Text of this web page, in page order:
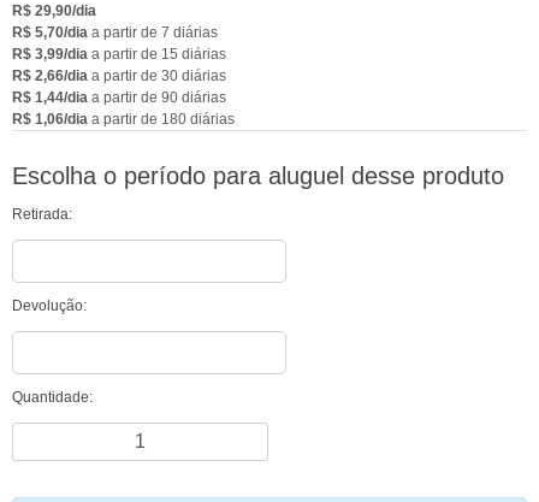
R$ 29,90/dia
R$ 5,70/dia a partir de 7 diárias
R$ 3,99/dia a partir de 15 diárias
R$ 2,66/dia a partir de 30 diárias
R$ 1,44/dia a partir de 90 diárias
R$ 1,06/dia a partir de 180 diárias
Escolha o período para aluguel desse produto
Retirada:
Devolução:
Quantidade: